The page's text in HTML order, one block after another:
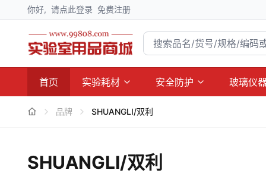
你好, 请点此登录 免费注册
首页 实验耗材 安全防护 玻璃仪
品牌 SHUANGLI/双利
SHUANGLI/双利